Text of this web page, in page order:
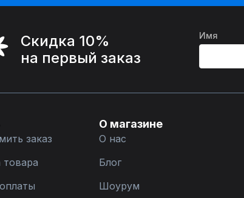
Скидка 10%
на первый заказ
Имя
заказ
товара
О магазине
О нас
Блог
Шоурум